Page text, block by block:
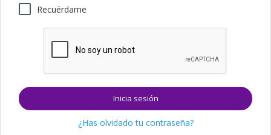
Recuérdame
Inicia sesión
¿Has olvidado tu contraseña?